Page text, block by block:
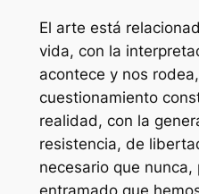
El arte está
vida, con la
acontece y nos
cuestionamiento
realidad, con la
resistencia, de
necesario que